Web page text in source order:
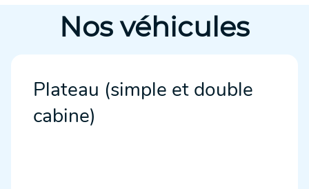
Nos véhicules
Plateau (simple et double
cabine)